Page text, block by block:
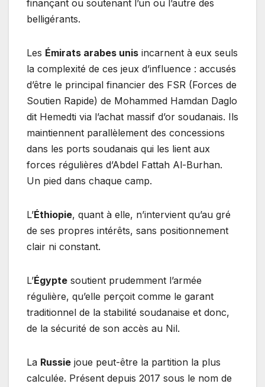
finançant ou soutenant l’un ou l’autre des
belligérants.
Les Émirats arabes unis incarnent à eux seuls
la complexité de ces jeux d’influence : accusés
d’être le principal financier des FSR (Forces de
Soutien Rapide) de Mohammed Hamdan Daglo
dit Hemedti via l’achat massif d’or soudanais. Ils
maintiennent parallèlement des concessions
dans les ports soudanais qui les lient aux
forces régulières d’Abdel Fattah Al-Burhan.
Un pied dans chaque camp.
L’Éthiopie, quant à elle, n’intervient qu’au gré
de ses propres intérêts, sans positionnement
clair ni constant.
L’Égypte soutient prudemment l’armée
régulière, qu’elle perçoit comme le garant
traditionnel de la stabilité soudanaise et donc,
de la sécurité de son accès au Nil.
La Russie joue peut-être la partition la plus
calculée. Présent depuis 2017 sous le nom de